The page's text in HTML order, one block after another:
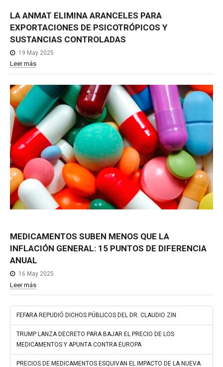
LA ANMAT ELIMINA ARANCELES PARA
EXPORTACIONES DE PSICOTRÓPICOS Y
SUSTANCIAS CONTROLADAS
19 May 2025
Leer más
MEDICAMENTOS SUBEN MENOS QUE LA
INFLACIÓN GENERAL: 15 PUNTOS DE DIFERENCIA
ANUAL
16 May 2025
Leer más
FEFARA REPUDIÓ DICHOS PÚBLICOS DEL DR. CLAUDIO ZIN
TRUMP LANZA DECRETO PARA BAJAR EL PRECIO DE LOS
MEDICAMENTOS Y APUNTA CONTRA EUROPA
PRECIOS DE MEDICAMENTOS ESQUIVAN EL IMPACTO DE LA NUEVA